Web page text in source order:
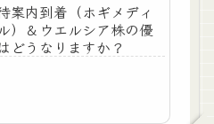
案内到着（ホギメディ
）＆ウエルシア株の優
どうなりますか？